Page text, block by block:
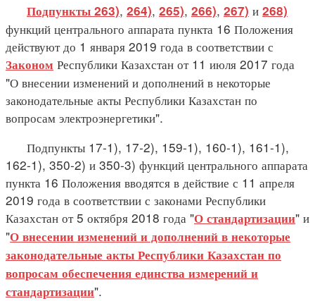
Подпункты 263), 264), 265), 266), 267) и 268)
функций центрального аппарата пункта 16 Положения
действуют до 1 января 2019 года в соответствии с
Законом Республики Казахстан от 11 июля 2017 года
"О внесении изменений и дополнений в некоторые
законодательные акты Республики Казахстан по
вопросам электроэнергетики".
Подпункты 17-1), 17-2), 159-1), 160-1), 161-1),
162-1), 350-2) и 350-3) функций центрального аппарата
пункта 16 Положения вводятся в действие с 11 апреля
2019 года в соответствии с законами Республики
Казахстан от 5 октября 2018 года "О стандартизации" и
"О внесении изменений и дополнений в некоторые
законодательные акты Республики Казахстан по
вопросам обеспечения единства измерений и
стандартизации".